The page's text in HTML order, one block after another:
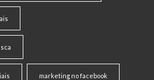
marketing no facebook